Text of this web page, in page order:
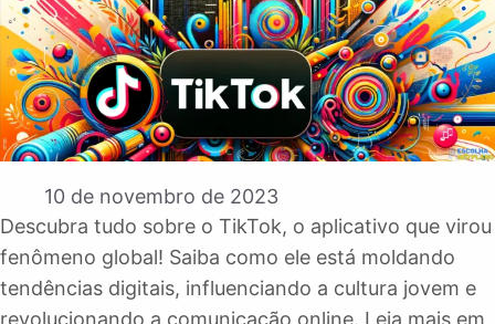
10 de novembro de 2023
Descubra tudo sobre o TikTok, o aplicativo que virou
fenômeno global! Saiba como ele está moldando
tendências digitais, influenciando a cultura jovem e